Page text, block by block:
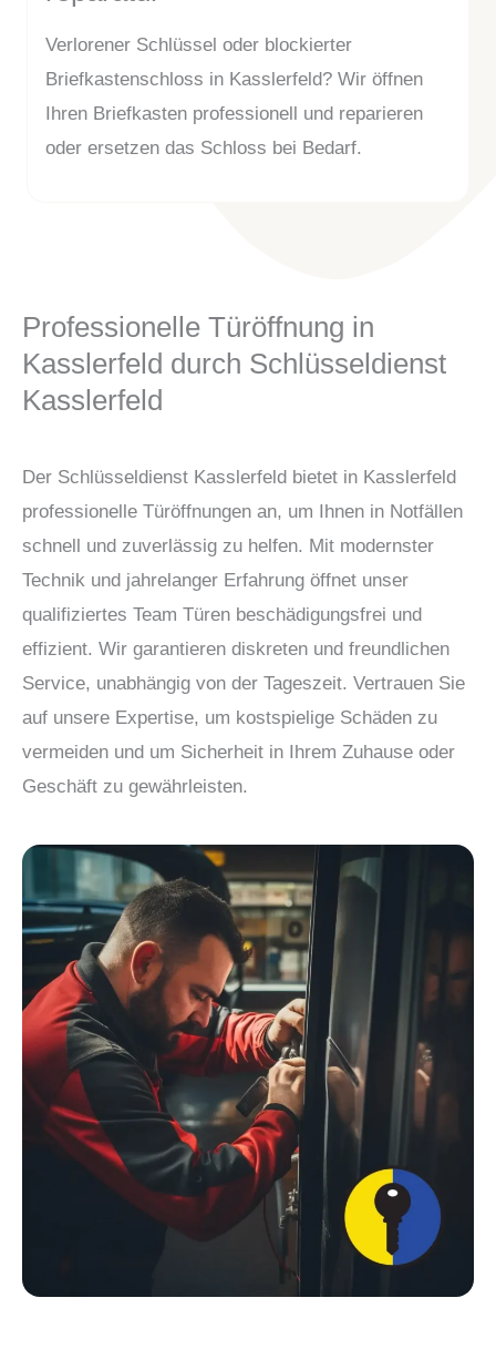
Verlorener Schlüssel oder blockierter
Briefkastenschloss in Kasslerfeld? Wir öffnen
Ihren Briefkasten professionell und reparieren
oder ersetzen das Schloss bei Bedarf.
Professionelle Türöffnung in
Kasslerfeld durch Schlüsseldienst
Kasslerfeld
Der Schlüsseldienst Kasslerfeld bietet in Kasslerfeld
professionelle Türöffnungen an, um Ihnen in Notfällen
schnell und zuverlässig zu helfen. Mit modernster
Technik und jahrelanger Erfahrung öffnet unser
qualifiziertes Team Türen beschädigungsfrei und
effizient. Wir garantieren diskreten und freundlichen
Service, unabhängig von der Tageszeit. Vertrauen Sie
auf unsere Expertise, um kostspielige Schäden zu
vermeiden und um Sicherheit in Ihrem Zuhause oder
Geschäft zu gewährleisten.